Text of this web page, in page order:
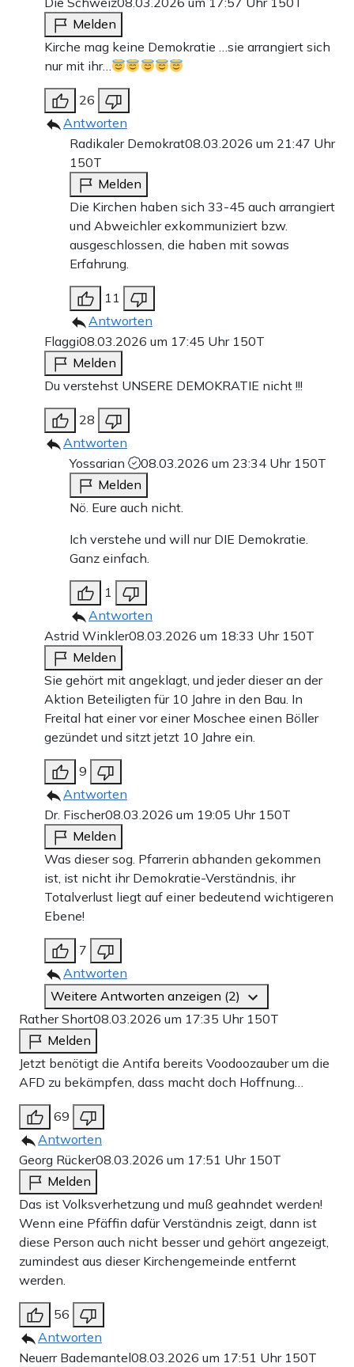
Melden
Kirche mag keine Demokratie …sie arrangiert sich
nur mit ihr…
26
Antworten
Radikaler Demokrat08.03.2026 um 21:47 Uhr
150T
Melden
Die Kirchen haben sich 33-45 auch arrangiert
und Abweichler exkommuniziert bzw.
ausgeschlossen, die haben mit sowas
Erfahrung.
11
Antworten
Flaggi08.03.2026 um 17:45 Uhr 150T
Melden
Du verstehst UNSERE DEMOKRATIE nicht !!!
28
Antworten
Yossarian
08.03.2026 um 23:34 Uhr 150T
Melden
Nö. Eure auch nicht.
Ich verstehe und will nur DIE Demokratie.
Ganz einfach.
1
Antworten
Astrid Winkler08.03.2026 um 18:33 Uhr 150T
Melden
Sie gehört mit angeklagt, und jeder dieser an der
Aktion Beteiligten für 10 Jahre in den Bau. In
Freital hat einer vor einer Moschee einen Böller
gezündet und sitzt jetzt 10 Jahre ein.
9
Antworten
Dr. Fischer08.03.2026 um 19:05 Uhr 150T
Melden
Was dieser sog. Pfarrerin abhanden gekommen
ist, ist nicht ihr Demokratie-Verständnis, ihr
Totalverlust liegt auf einer bedeutend wichtigeren
Ebene!
7
Antworten
Weitere Antworten anzeigen (2)
Rather Short08.03.2026 um 17:35 Uhr 150T
Melden
Jetzt benötigt die Antifa bereits Voodoozauber um die
AFD zu bekämpfen, dass macht doch Hoffnung…
69
Antworten
Georg Rücker08.03.2026 um 17:51 Uhr 150T
Melden
Das ist Volksverhetzung und muß geahndet werden!
Wenn eine Pfäffin dafür Verständnis zeigt, dann ist
diese Person auch nicht besser und gehört angezeigt,
zumindest aus dieser Kirchengemeinde entfernt
werden.
56
Antworten
Neuerr Bademantel08.03.2026 um 17:51 Uhr 150T